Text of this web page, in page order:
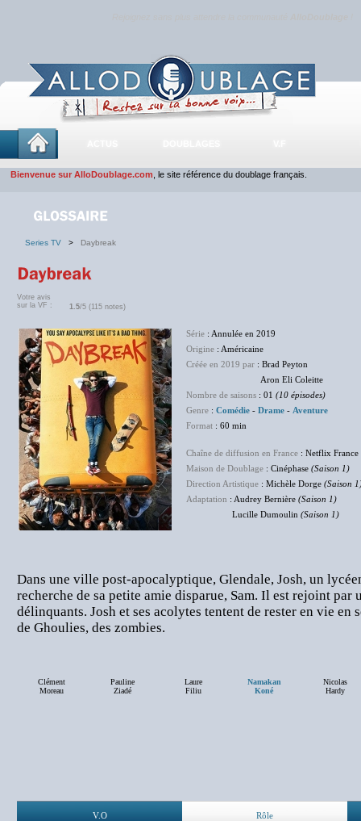
Bienvenue sur AlloDoublage.com , le site référence du doublage français.
Series TV > Daybreak
Votre avis
sur la VF :
1.5/5 (115 notes)
Série : Annulée en 2019
Origine : Américaine
Créée en 2019 par : Brad Peyton
Aron Eli Coleitte
Nombre de saisons : 01 (10 épisodes)
Genre : Comédie - Drame - Aventure
Format : 60 min
Chaîne de diffusion en France : Netflix France
Maison de Doublage : Cinéphase (Saison 1)
Direction Artistique : Michèle Dorge (Saison
Adaptation : Audrey Bernière (Saison 1)
Lucille Dumoulin (Saison 1)
Dans une ville post-apocalyptique, Glendale, Josh, un
recherche de sa petite amie disparue, Sam. Il est rejoint par
délinquants. Josh et ses acolytes tentent de rester en vie en
de Ghoulies, des zombies.
Clément
Moreau
Pauline
Ziadé
Laure
Filiu
Namakan
Koné
Nicolas
Hardy
V.O Rôle